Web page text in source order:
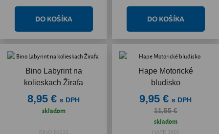
Bino Labyrint na
kolieskach Žirafa
8,95 € s DPH
skladom
BINO.84210
Hape Motorické
bludisko
9,95 € s DPH
11,55 €
skladom
HAPE.1800